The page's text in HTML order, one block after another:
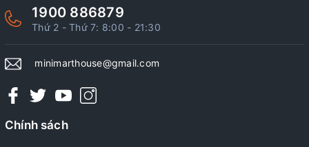
1900 886879
Thứ 2 - Thứ 7: 8:00 - 21:30
minimarthouse@gmail.com
Chính sách